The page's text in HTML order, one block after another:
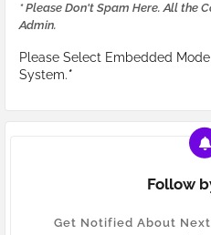
* Please Don't Spam Here. All the
Admin.
Please Select Embedded
System.*
Follow
Get Notified About